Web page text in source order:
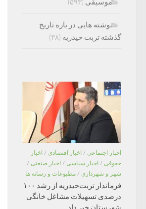
موسیقی (۵۹۳)
نوشته هایی در باره تاریخ
گذشته تربت حیدریه (۳۸)
اخبار اجتماعی / اخبار اقتصادی / اخبار
حقوقی / اخبار سیاسی / اخبار صنعتی /
شهر و شهرداری / مطبوعات و رسانه ها
فرماندار تربت‌حیدریه از رشد ۱۰۰
درصدی تسهیلات مشاغل خانگی